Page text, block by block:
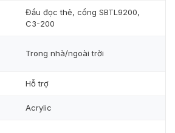
Đầu đọc thẻ, cổng SBTL9200,
C3-200
Trong nhà/ngoài trời
Hỗ trợ
Acrylic